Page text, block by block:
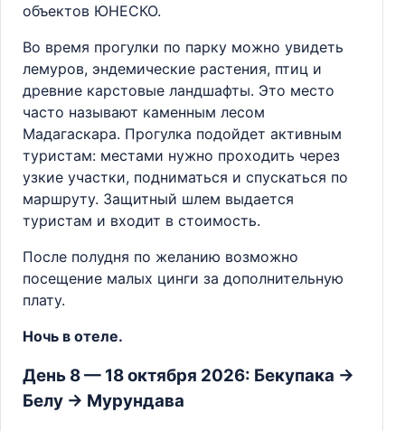
объектов ЮНЕСКО.
Во время прогулки по парку можно увидеть
лемуров, эндемические растения, птиц и
древние карстовые ландшафты. Это место
часто называют каменным лесом
Мадагаскара. Прогулка подойдет активным
туристам: местами нужно проходить через
узкие участки, подниматься и спускаться по
маршруту. Защитный шлем выдается
туристам и входит в стоимость.
После полудня по желанию возможно
посещение малых цинги за дополнительную
плату.
Ночь в отеле.
День 8 — 18 октября 2026: Бекупака →
Белу → Мурундава